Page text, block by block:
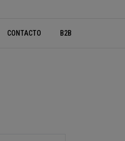
CONTACTO B2B